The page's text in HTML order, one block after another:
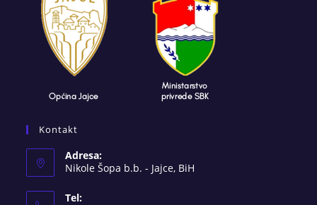
Kontakt
Adresa:
Nikole Šopa b.b. - Jajce, BiH
Tel: